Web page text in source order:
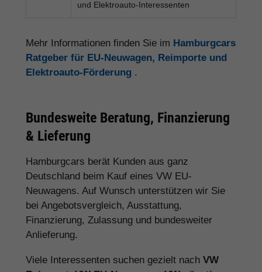
und Elektroauto-Interessenten
Mehr Informationen finden Sie im Hamburgcars
Ratgeber für EU-Neuwagen, Reimporte und
Elektroauto-Förderung .
Bundesweite Beratung, Finanzierung
& Lieferung
Hamburgcars berät Kunden aus ganz
Deutschland beim Kauf eines VW EU-
Neuwagens. Auf Wunsch unterstützen wir Sie
bei Angebotsvergleich, Ausstattung,
Finanzierung, Zulassung und bundesweiter
Anlieferung.
Viele Interessenten suchen gezielt nach VW